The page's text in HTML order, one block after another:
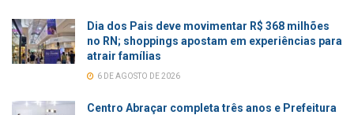
Dia dos Pais deve movimentar R$ 368 milhões
no RN; shoppings apostam em experiências para
atrair famílias
6 DE AGOSTO DE 2026
Centro Abraçar completa três anos e Prefeitura